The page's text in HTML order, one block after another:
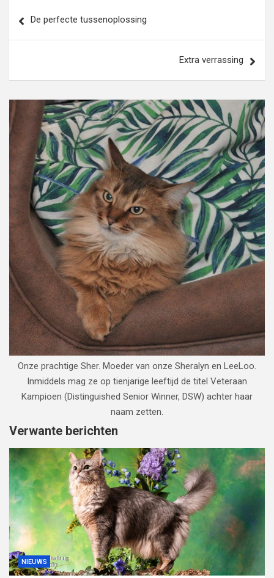
navigatie
De perfecte tussenoplossing
Extra verrassing
Onze prachtige Sher. Moeder van onze Sheralyn en LeeLoo.
Inmiddels mag ze op tienjarige leeftijd de titel Veteraan
Kampioen (Distinguished Senior Winner, DSW) achter haar
naam zetten.
Verwante berichten
NIEUWS